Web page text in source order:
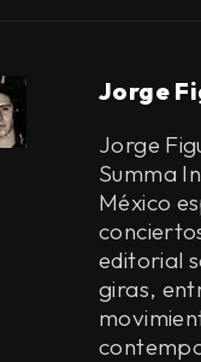
Jorge
Jorge
Summa
México
editorial
giras,